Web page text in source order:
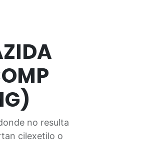
no resulta
cilexetilo o